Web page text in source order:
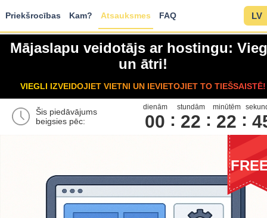
Priekšrocības Kam? Atsauksmes FAQ LV
Mājaslapu veidotājs ar hostingu:
un ātri!
VIEGLI IZVEIDOJIET VIETNI UN IEVIETOJIET TO TIEŠSAISTĒ!
Šis piedāvājums
beigsies pēc:
dienām
00
stundām
22
minūtēm
22 4